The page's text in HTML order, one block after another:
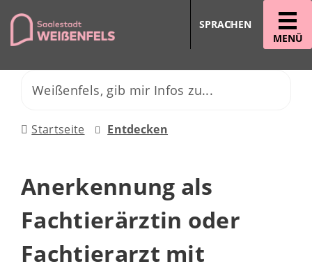
MENÜ
SPRACHEN
Startseite Entdecken
Anerkennung als
Fachtierärztin oder
Fachtierarzt mit